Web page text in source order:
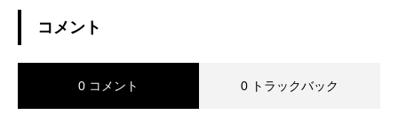
コメント
0 コメント 0 トラックバック